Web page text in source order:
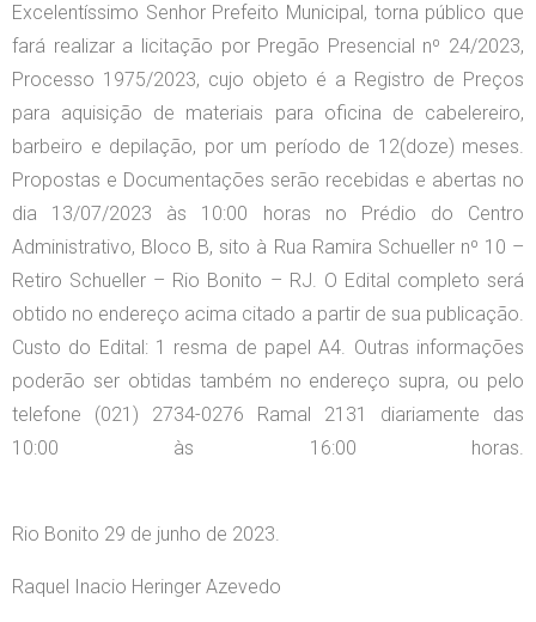
Excelentíssimo Senhor Prefeito Municipal, torna público que
fará realizar a licitação por Pregão Presencial nº 24/2023,
Processo 1975/2023, cujo objeto é a Registro de Preços
para aquisição de materiais para oficina de cabelereiro,
barbeiro e depilação, por um período de 12(doze) meses.
Propostas e Documentações serão recebidas e abertas no
dia 13/07/2023 às 10:00 horas no Prédio do Centro
Administrativo, Bloco B, sito à Rua Ramira Schueller nº 10 –
Retiro Schueller – Rio Bonito – RJ. O Edital completo será
obtido no endereço acima citado a partir de sua publicação.
Custo do Edital: 1 resma de papel A4. Outras informações
poderão ser obtidas também no endereço supra, ou pelo
telefone (021) 2734-0276 Ramal 2131 diariamente das
10:00 às 16:00 horas.
Rio Bonito 29 de junho de 2023.
Raquel Inacio Heringer Azevedo